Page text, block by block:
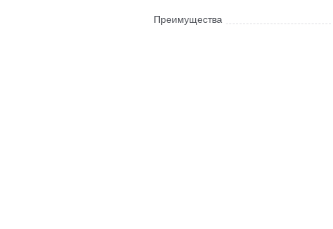
Преимущества